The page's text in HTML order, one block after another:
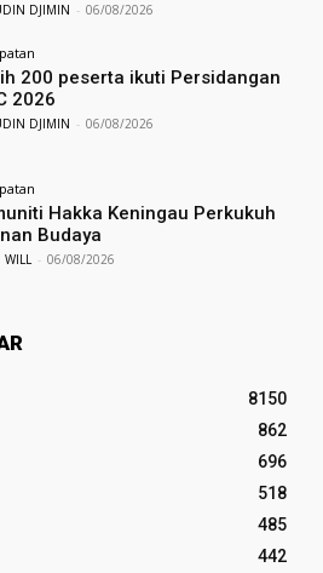
DJIMIN - 06/08/2026
200 peserta ikuti Persidangan
2026
DJIMIN - 06/08/2026
Hakka Keningau Perkukuh
Budaya
- 06/08/2026
8150
862
696
518
485
442